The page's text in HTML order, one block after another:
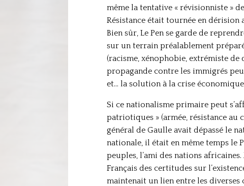
même la tentative « révisionniste »
Résistance était tournée en dérision
Bien sûr, Le Pen se garde de
sur un terrain préalablement
(racisme, xénophobie, extrémiste
propagande contre les immigrés
et… la solution à la crise
Si ce nationalisme primaire peut
patriotiques » (armée, résistance au
général de Gaulle avait dépassé le
nationale, il était en même temps le
peuples, l’ami des nations
Français des certitudes sur
maintenait un lien entre les diverses